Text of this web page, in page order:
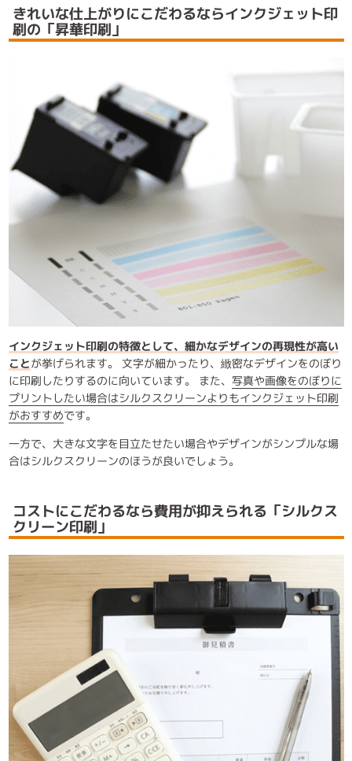
きれいな仕上がりにこだわるならインクジェット印
刷の「昇華印刷」
インクジェット印刷の特徴として、細かなデザインの再現性が高い
ことが挙げられます。 文字が細かったり、緻密なデザインをのぼり
に印刷したりするのに向いています。 また、 写真や画像をのぼりに
プリントしたい場合はシルクスクリーンよりもインクジェット印刷
がおすすめです。
一方で、大きな文字を目立たせたい場合やデザインがシンプルな場
合はシルクスクリーンのほうが良いでしょう。
コストにこだわるなら費用が抑えられる「シルクス
クリーン印刷」